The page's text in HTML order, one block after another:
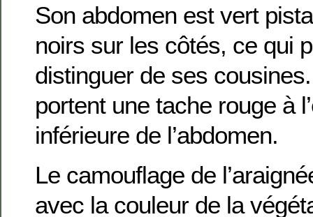
Son abdomen est vert
noirs sur les côtés, ce qui
distinguer de ses
portent une tache rouge à
inférieure de l’abdomen.
Le camouflage de
avec la couleur de la